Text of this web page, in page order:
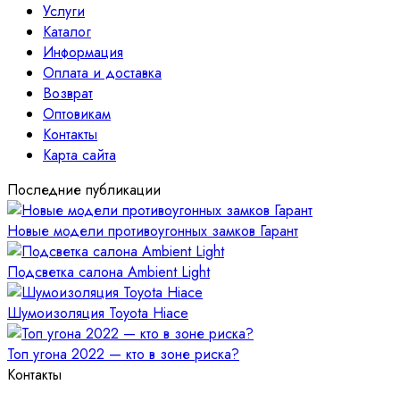
Услуги
Каталог
Информация
Оплата и доставка
Возврат
Оптовикам
Контакты
Карта сайта
Последние публикации
Новые модели противоугонных замков Гарант
Подсветка салона Ambient Light
Шумоизоляция Toyota Hiace
Топ угона 2022 — кто в зоне риска?
Контакты